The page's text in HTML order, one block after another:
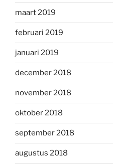
maart 2019
februari 2019
januari 2019
december 2018
november 2018
oktober 2018
september 2018
augustus 2018